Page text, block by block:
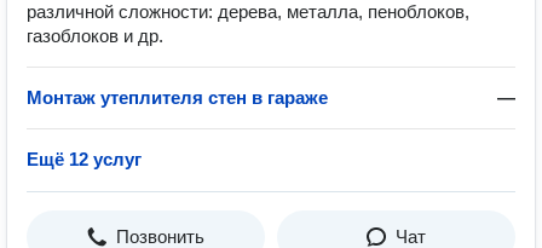
различной сложности: дерева, металла, пеноблоков,
газоблоков и др.
Монтаж утеплителя стен в гараже —
Ещё 12 услуг
Позвонить Чат